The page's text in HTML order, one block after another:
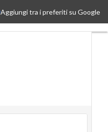
Aggiungi tra i preferiti su Google